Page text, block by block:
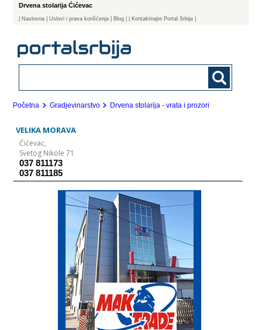
Drvena stolarija Ćićevac
Naslovna | Uslovi i prava korišćenja Blog | Kontaktirajte Portal Srbija |
Početna Gradjevinarstvo Drvena stolarija - vrata i prozori
VELIKA MORAVA
Ćićevac,
Svetog Nikole 71
037 811173
037 811185